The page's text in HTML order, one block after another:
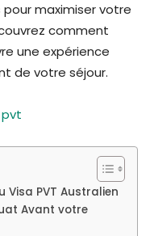
maximiser votre
comment
une expérience
de votre séjour.
Visa PVT Australien
Avant votre